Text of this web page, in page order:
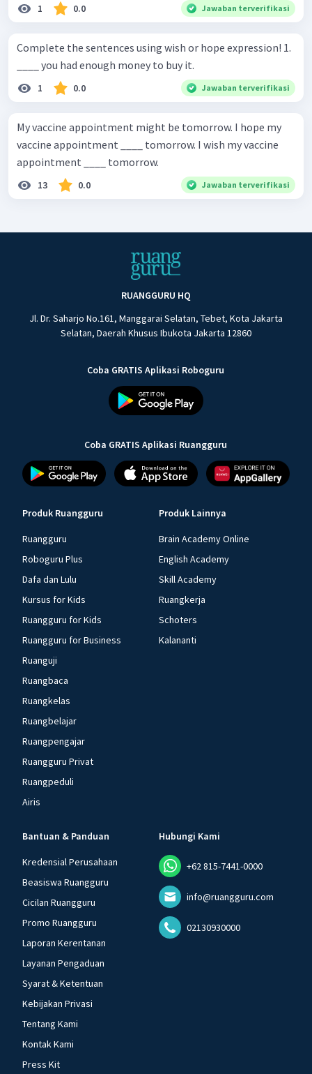
1 0.0 Jawaban terverifikasi
Complete the sentences using wish or hope expression! 1.
____ you had enough money to buy it.
1 0.0 Jawaban terverifikasi
My vaccine appointment might be tomorrow. I hope my
vaccine appointment ____ tomorrow. I wish my vaccine
appointment ____ tomorrow.
13 0.0 Jawaban terverifikasi
RUANGGURU HQ
Jl. Dr. Saharjo No.161, Manggarai Selatan, Tebet, Kota Jakarta
Selatan, Daerah Khusus Ibukota Jakarta 12860
Coba GRATIS Aplikasi Roboguru
Coba GRATIS Aplikasi Ruangguru
Produk Ruangguru
Ruangguru
Roboguru Plus
Dafa dan Lulu
Kursus for Kids
Ruangguru for Kids
Ruangguru for Business
Ruanguji
Ruangbaca
Ruangkelas
Ruangbelajar
Ruangpengajar
Ruangguru Privat
Ruangpeduli
Airis
Produk Lainnya
Brain Academy Online
English Academy
Skill Academy
Ruangkerja
Schoters
Kalananti
Bantuan & Panduan
Kredensial Perusahaan
Beasiswa Ruangguru
Cicilan Ruangguru
Promo Ruangguru
Laporan Kerentanan
Layanan Pengaduan
Syarat & Ketentuan
Kebijakan Privasi
Tentang Kami
Kontak Kami
Press Kit
Hubungi Kami
+62 815-7441-0000
info@ruangguru.com
02130930000